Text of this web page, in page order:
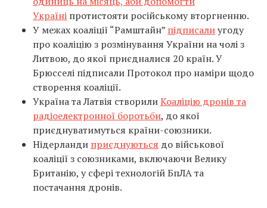
Україні протистояти російському вторгненню.
У межах коаліції “Рамштайн” підписалиугоду
про коаліцію з розмінування України на чолі з
Литвою, до якої приєдналися 20 країн. У
Брюсселі підписали Протокол про наміри щодо
створення коаліції.
Україна та Латвія створилиКоаліцію дронів та
радіоелектронної боротьби, до якої
приєднуватимуться країни-союзники.
Нідерланди приєднуються до військової
коаліції з союзниками, включаючи Велику
Британію, у сфері технологій БпЛА та
постачання дронів.